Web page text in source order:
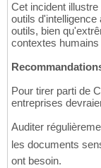
Cet incident
outils d'intelligence
outils, bien
contextes
Pour tirer parti de
entreprises
Auditer
les documents
ont besoin.